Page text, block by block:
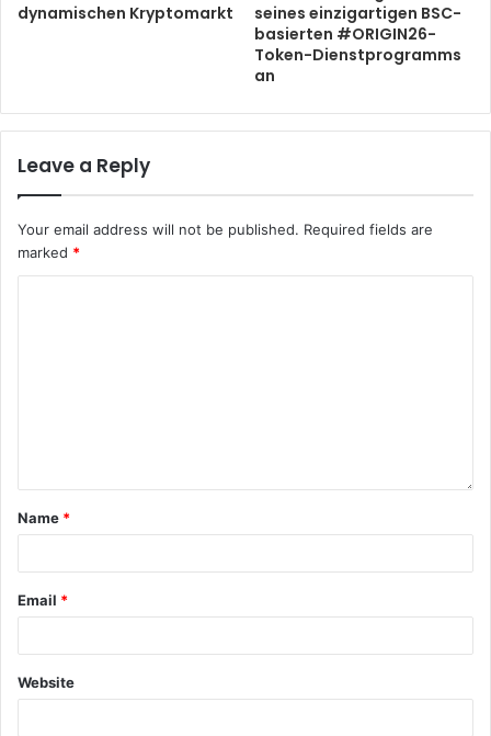
dynamischen Kryptomarkt
seines einzigartigen BSC-
basierten #ORIGIN26-
Token-Dienstprogramms
an
Leave a Reply
Your email address will not be published. Required fields are
marked *
Name *
Email *
Website